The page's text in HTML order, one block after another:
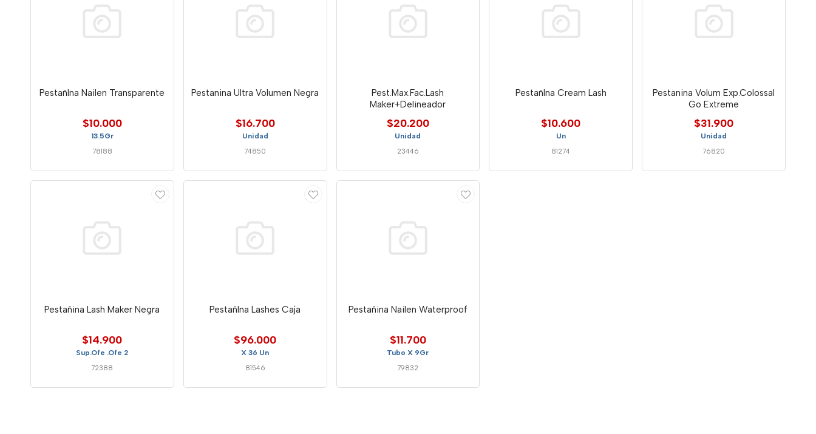
PestañIna Nailen Transparente
$10.000
13.5Gr
78188
Pestanina Ultra Volumen Negra
$16.700
Unidad
74850
Pest.Max.Fac.Lash
Maker+Delineador
$20.200
Unidad
23446
PestañIna Cream Lash
$10.600
Un
81274
Pestanina Volum Exp.Colossal
Go Extreme
$31.900
Unidad
76820
Pestañina Lash Maker Negra
$14.900
Sup.Ofe .Ofe 2
72388
PestañIna Lashes Caja
$96.000
X 36 Un
81546
Pestañina Nailen Waterproof
$11.700
Tubo X 9Gr
79832